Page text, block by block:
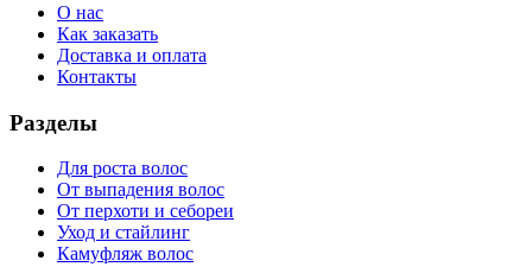
О нас
Как заказать
Доставка и оплата
Контакты
Разделы
Для роста волос
От выпадения волос
От перхоти и себореи
Уход и стайлинг
Камуфляж волос